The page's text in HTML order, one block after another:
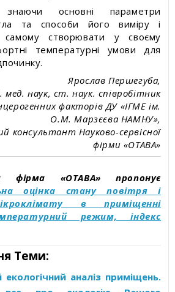
основні параметри
та способи його виміру і
самому створювати у своєму
температурні умови для
Ярослав Першегуба,
мед. наук, ст. наук. співробітник
факторів ДУ «ІГМЕ ім.
О.М. Марзєєва НАМНУ»,
консультант Науково-сервісної
фірми «ОТАВА»
фірма «ОТАВА» пропонує
оцінка стану повітря і
в приміщенні
режим, індекс
Теми:
аналіз приміщень.